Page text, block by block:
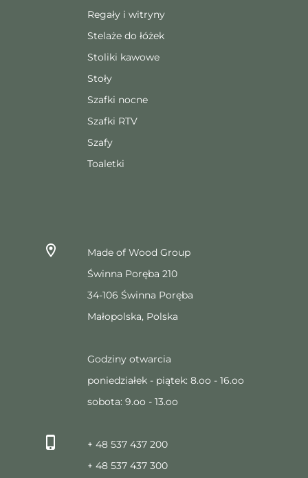
Regały i witryny
Stelaże do łóżek
Stoliki kawowe
Stoły
Szafki nocne
Szafki RTV
Szafy
Toaletki
Made of Wood Group
Świnna Poręba 210
34-106 Świnna Poręba
Małopolska, Polska
Godziny otwarcia
poniedziałek - piątek: 8.oo - 16.oo
sobota: 9.oo - 13.oo
+ 48 537 437 200
+ 48 537 437 300